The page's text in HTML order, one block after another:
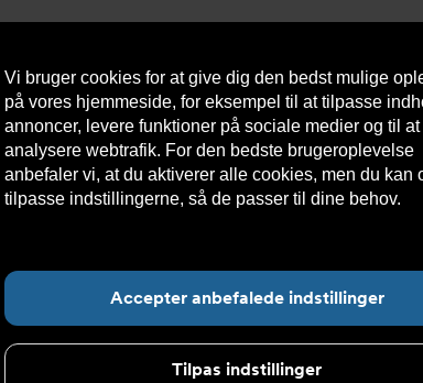
Vi bruger cookies for at give dig den bedst mulige
på vores hjemmeside, for eksempel til at tilpasse
annoncer, levere funktioner på sociale medier og til at
analysere webtrafik. For den bedste brugeroplevelse
anbefaler vi, at du aktiverer alle cookies, men du kan
tilpasse indstillingerne, så de passer til dine behov.
Accepter anbefalede indstillinger
Tilpas indstillinger
Kontakt
os
Teknisk
hjælp